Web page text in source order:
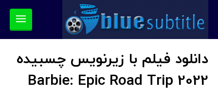
دانلود فیلم با زیرنویس چسبیده
Barbie: Epic Road Trip 2022